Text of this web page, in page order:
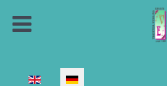
Sprache auswählen